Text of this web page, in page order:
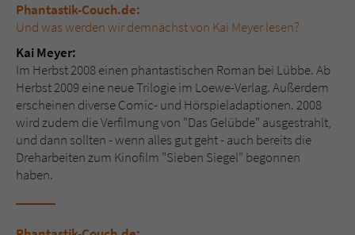
Phantastik-Couch.de:
Und was werden wir demnächst von Kai Meyer lesen?
Kai Meyer:
Im Herbst 2008 einen phantastischen Roman bei Lübbe. Ab
Herbst 2009 eine neue Trilogie im Loewe-Verlag. Außerdem
erscheinen diverse Comic- und Hörspieladaptionen. 2008
wird zudem die Verfilmung von "Das Gelübde" ausgestrahlt,
und dann sollten - wenn alles gut geht - auch bereits die
Dreharbeiten zum Kinofilm "Sieben Siegel" begonnen
haben.